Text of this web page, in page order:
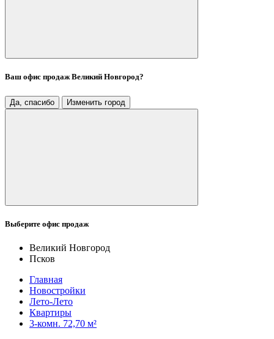
Ваш офис продажВеликий Новгород?
Да, спасибо Изменить город
Выберите офис продаж
Великий Новгород
Псков
Главная
Новостройки
Лето-Лето
Квартиры
3-комн. 72,70 м²